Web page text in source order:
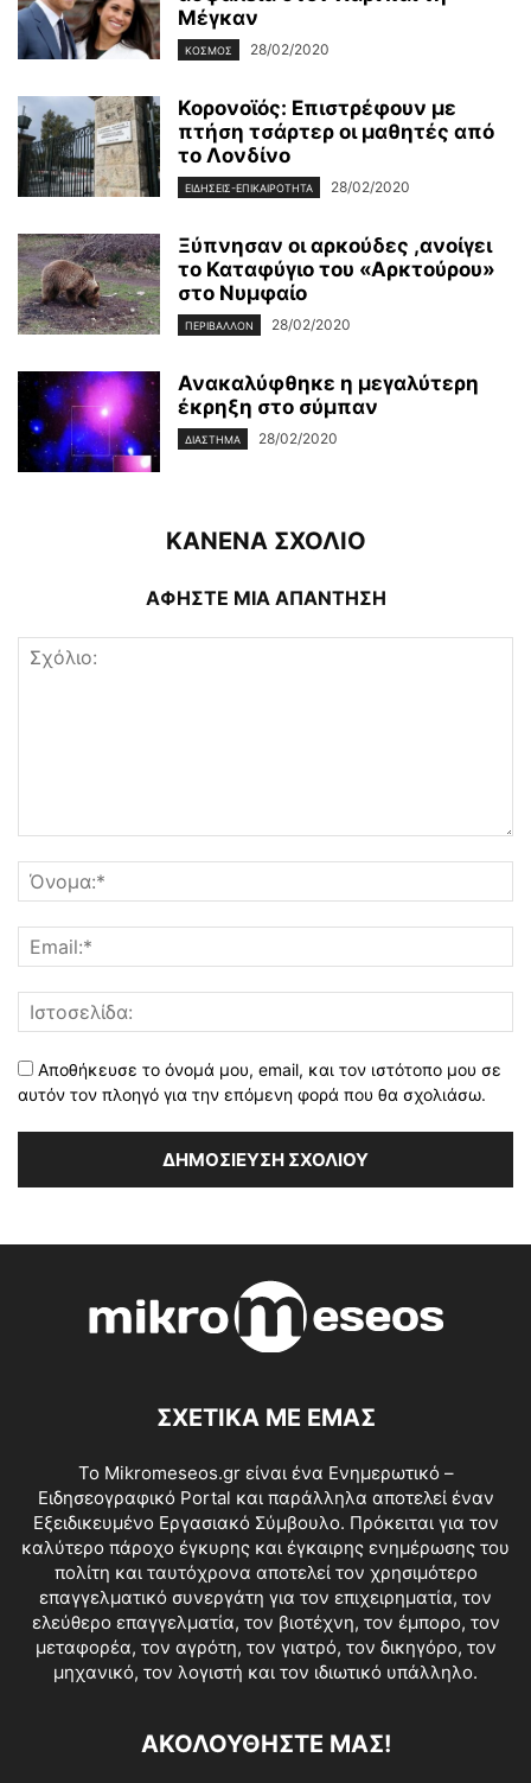
Μέγκαν
ΚΌΣΜΟΣ 28/02/2020
Κορονοϊός: Επιστρέφουν με
πτήση τσάρτερ οι μαθητές από
το Λονδίνο
ΕΙΔΉΣΕΙΣ-ΕΠΙΚΑΙΡΌΤΗΤΑ 28/02/2020
Ξύπνησαν οι αρκούδες ,ανοίγει
το Καταφύγιο του «Αρκτούρου»
στο Νυμφαίο
ΠΕΡΙΒΆΛΛΟΝ 28/02/2020
Ανακαλύφθηκε η μεγαλύτερη
έκρηξη στο σύμπαν
ΔΙΆΣΤΗΜΑ 28/02/2020
ΚΑΝΕΝΑ ΣΧΟΛΙΟ
ΑΦΗΣΤΕ ΜΙΑ ΑΠΑΝΤΗΣΗ
Αποθήκευσε το όνομά μου, email, και τον ιστότοπο μου σε
αυτόν τον πλοηγό για την επόμενη φορά που θα σχολιάσω.
ΣΧΕΤΙΚΑ ΜΕ ΕΜΑΣ
Το Mikromeseos.gr είναι ένα Ενημερωτικό –
Ειδησεογραφικό Portal και παράλληλα αποτελεί έναν
Εξειδικευμένο Εργασιακό Σύμβουλο. Πρόκειται για τον
καλύτερο πάροχο έγκυρης και έγκαιρης ενημέρωσης του
πολίτη και ταυτόχρονα αποτελεί τον χρησιμότερο
επαγγελματικό συνεργάτη για τον επιχειρηματία, τον
ελεύθερο επαγγελματία, τον βιοτέχνη, τον έμπορο, τον
μεταφορέα, τον αγρότη, τον γιατρό, τον δικηγόρο, τον
μηχανικό, τον λογιστή και τον ιδιωτικό υπάλληλο.
ΑΚΟΛΟΥΘΗΣΤΕ ΜΑΣ!